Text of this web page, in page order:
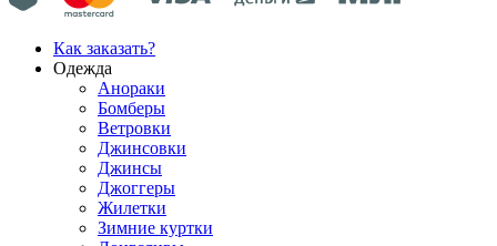
Как заказать?
Одежда
Анораки
Бомберы
Ветровки
Джинсовки
Джинсы
Джоггеры
Жилетки
Зимние куртки